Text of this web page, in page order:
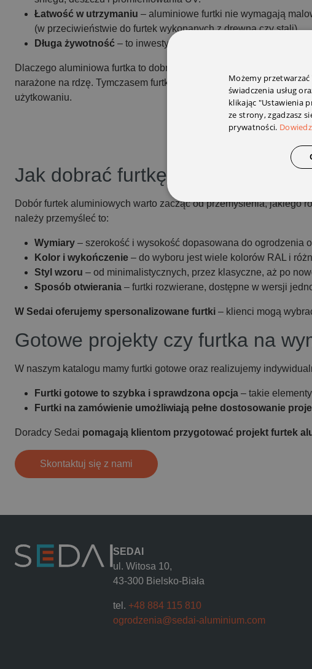
Łatwość w utrzymaniu – aluminiowe furtki nie wymagają
(w przeciwieństwie do furtek wykonanych z drewna czy stali).
Długa żywotność – to inwestycja na lata, nie trzeba planować
Dlaczego aluminiowa furtka to dobry pomysł? Tradycyjne furtki
narażone na rdzę. Tymczasem furtki z aluminium to rozwiązanie
użytkowaniu.
Jak dobrać furtkę do swojego
Dobór furtek aluminiowych warto zacząć od przemyślenia, jakiego
należy przemyśleć to:
Wymiary – szerokość i wysokość dopasowana do ogrodzenia
Kolor i wykończenie – do wyboru jest wiele kolorów RAL i
Styl wzoru – od minimalistycznych, przez klasyczne, aż po
Sposób otwierania – furtki rozwierane, dostępne w wersji
W Sedai oferujemy spersonalizowane furtki – klienci mogą
Gotowe projekty czy furtka na
W naszym katalogu mamy furtki gotowe oraz realizujemy
Furtki gotowe to szybka i sprawdzona opcja – takie
Furtki na zamówienie umożliwiają pełne dostosowanie
Doradcy Sedai pomagają klientom przygotować projekt furtek
Skontaktuj się z nami
SEDAI
ul. Witosa 10,
43-300 Bielsko-Biała
tel. +48 884 115 810
ogrodzenia@sedai-aluminium.com
Możemy
świadczenia usług
klikając "Ustawienia
ze strony, zgadzasz
prywatności.